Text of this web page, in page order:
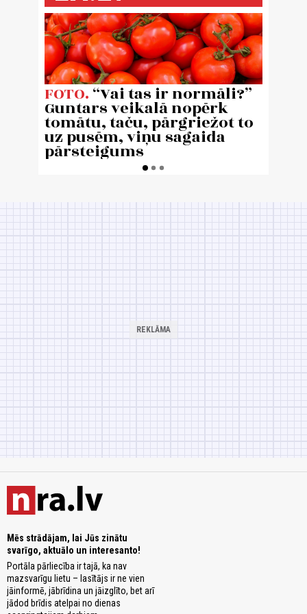
Mēs strādājam, lai Jūs zinātu
svarīgo, aktuālo un interesanto!
Portāla pārliecība ir tajā, ka nav
mazsvarīgu lietu – lasītājs ir ne vien
jāinformē, jābrīdina un jāizglīto, bet arī
jādod brīdis atelpai no dienas